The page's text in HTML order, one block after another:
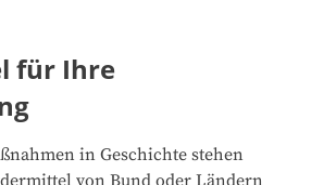
für Ihre
in Geschichte stehen
von Bund oder Ländern